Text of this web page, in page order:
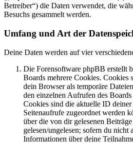
Betreiber“) die Daten verwendet, die
Besuchs gesammelt werden.
Umfang und Art der
Deine Daten werden auf vier
Die Forensoftware phpBB erstellt
Boards mehrere Cookies. Cookies
dein Browser als temporäre
den einzelnen Aufrufen des
Cookies sind die aktuelle ID
Seitenaufrufe zugeordnet werden
über die von dir gelesenen
gelesen/ungelesen; sofern du nicht
Informationen über deine